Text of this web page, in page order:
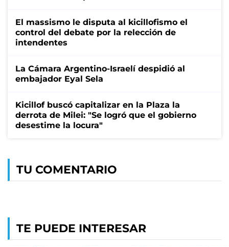
El massismo le disputa al kicillofismo el
control del debate por la relección de
intendentes
La Cámara Argentino-Israelí despidió al
embajador Eyal Sela
Kicillof buscó capitalizar en la Plaza la
derrota de Milei: "Se logró que el gobierno
desestime la locura"
TU COMENTARIO
TE PUEDE INTERESAR